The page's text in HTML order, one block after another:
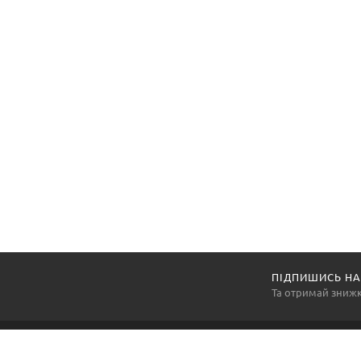
ПІДПИШИСЬ
Та отримай